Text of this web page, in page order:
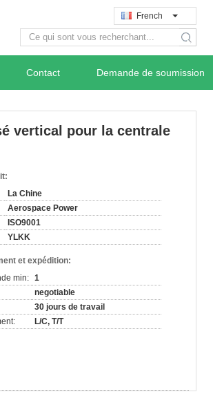
French
search
Contact Demande de soumission
vertical pour la centrale
La Chine
Aerospace Power
ISO9001
YLKK
et expédition:
min: 1
negotiable
30 jours de travail
L/C, T/T